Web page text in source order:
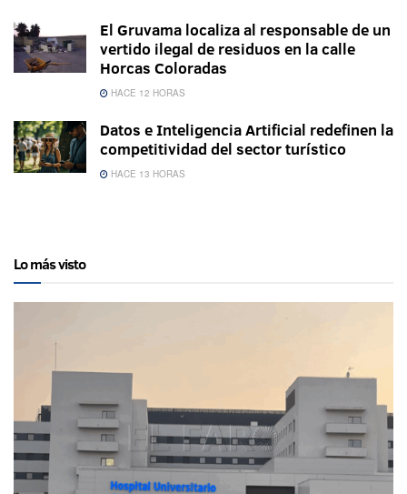
El Gruvama localiza al responsable de un
vertido ilegal de residuos en la calle
Horcas Coloradas
HACE 12 HORAS
Datos e Inteligencia Artificial redefinen la
competitividad del sector turístico
HACE 13 HORAS
Lo más visto